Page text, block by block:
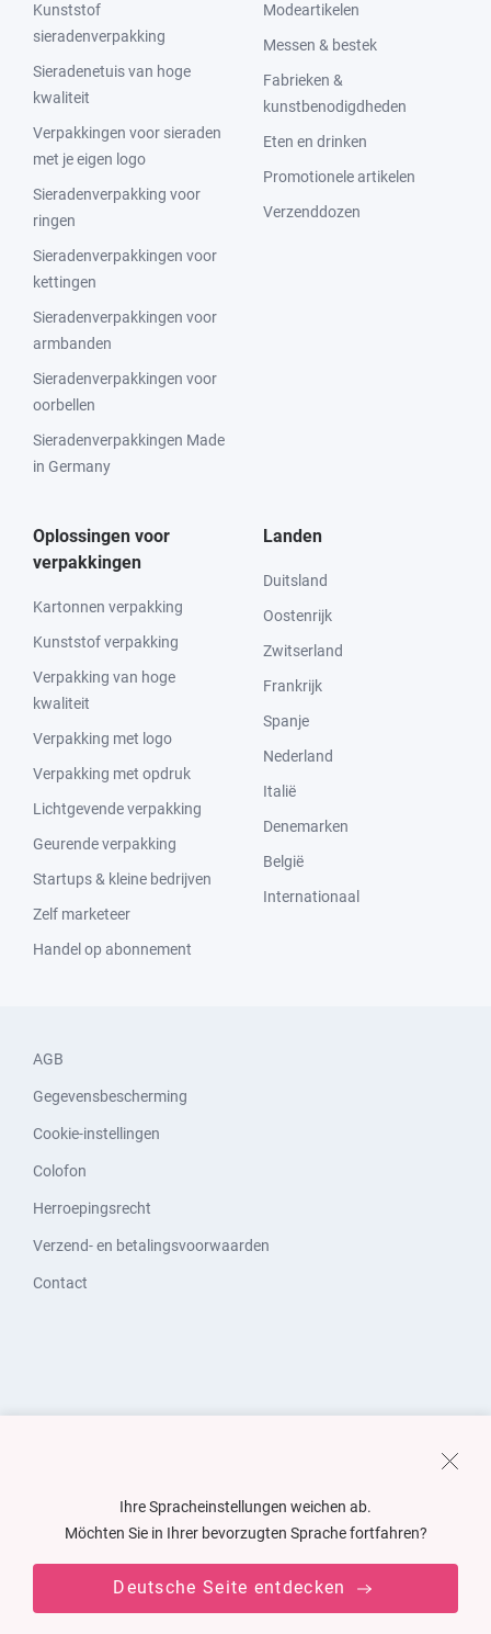
Kunststof
sieradenverpakking
Sieradenetuis van hoge
kwaliteit
Verpakkingen voor sieraden
met je eigen logo
Sieradenverpakking voor
ringen
Sieradenverpakkingen voor
kettingen
Sieradenverpakkingen voor
armbanden
Sieradenverpakkingen voor
oorbellen
Sieradenverpakkingen Made
in Germany
Modeartikelen
Messen & bestek
Fabrieken &
kunstbenodigdheden
Eten en drinken
Promotionele artikelen
Verzenddozen
Oplossingen voor
verpakkingen
Kartonnen verpakking
Kunststof verpakking
Verpakking van hoge
kwaliteit
Verpakking met logo
Verpakking met opdruk
Lichtgevende verpakking
Geurende verpakking
Startups & kleine bedrijven
Zelf marketeer
Handel op abonnement
Landen
Duitsland
Oostenrijk
Zwitserland
Frankrijk
Spanje
Nederland
Italië
Denemarken
België
Internationaal
AGB
Gegevensbescherming
Cookie-instellingen
Colofon
Herroepingsrecht
Verzend- en betalingsvoorwaarden
Contact
Ihre Spracheinstellungen weichen ab.
Möchten Sie in Ihrer bevorzugten Sprache fortfahren?
Deutsche Seite entdecken